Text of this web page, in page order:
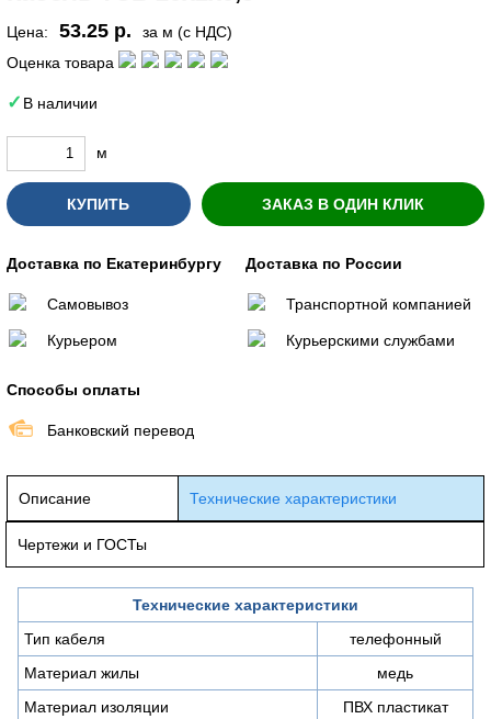
Цена: 53.25 р.
за м (с НДС)
Оценка товара
В наличии
м
КУПИТЬ ЗАКАЗ В ОДИН КЛИК
Доставка по Екатеринбургу
Самовывоз
Курьером
Доставка по России
Транспортной компанией
Курьерскими службами
Способы оплаты
Банковский перевод
Описание Технические характеристики
Чертежи и ГОСТы
Технические характеристики
Тип кабеля
телефонный
Материал жилы
медь
Материал изоляции
ПВХ пластикат